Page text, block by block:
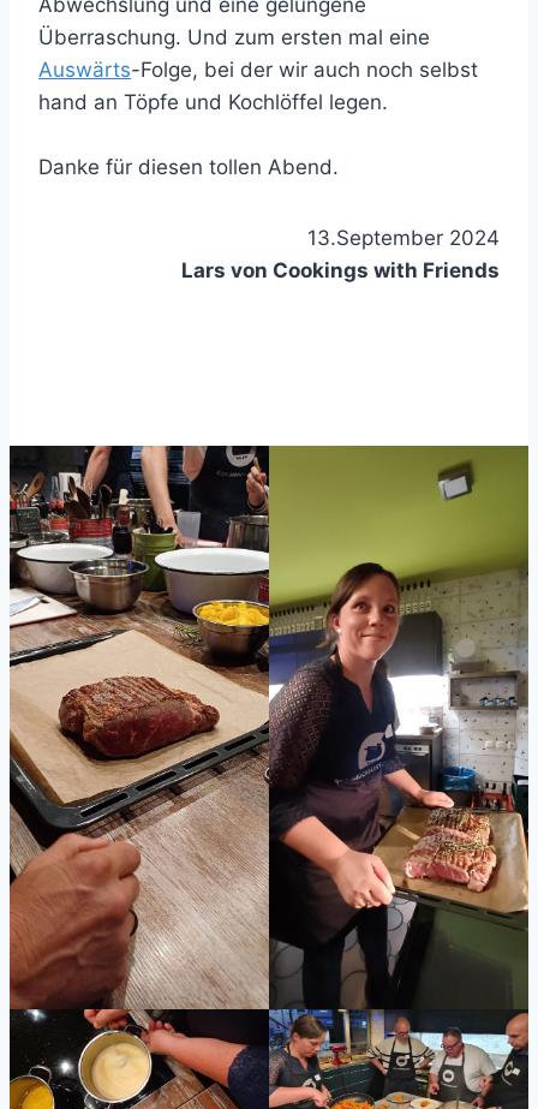
Überraschung. Und zum ersten mal eine
Auswärts-Folge, bei der wir auch noch selbst
hand an Töpfe und Kochlöffel legen.
Danke für diesen tollen Abend.
13.September 2024
Lars von Cookings with Friends